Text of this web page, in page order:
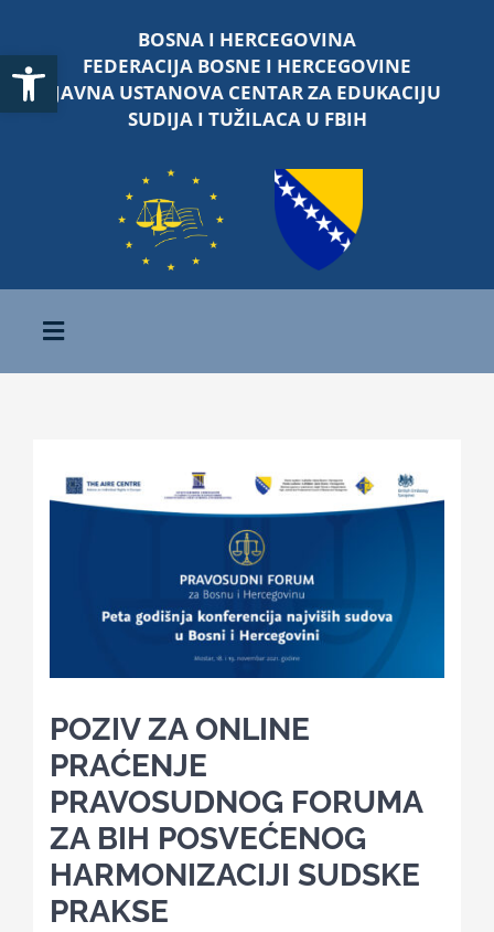
Open toolbar
content
BOSNA I HERCEGOVINA
FEDERACIJA BOSNE I HERCEGOVINE
JAVNA USTANOVA CENTAR ZA EDUKACIJU
SUDIJA I TUŽILACA U FBIH
Toggle
Navigation
O nama
Kalendar aktivnosti
Edukativni materijali
Novosti
POZIV ZA ONLINE
PRAĆENJE
PRAVOSUDNOG FORUMA
ZA BIH POSVEĆENOG
HARMONIZACIJI SUDSKE
PRAKSE